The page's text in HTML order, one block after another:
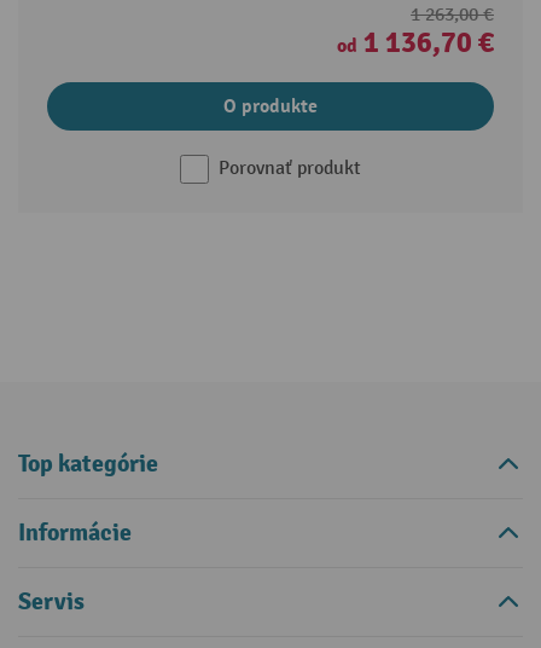
1 263,00 €
od 1 136,70 €
O produkte
Porovnať produkt
Top kategórie
Informácie
Servis